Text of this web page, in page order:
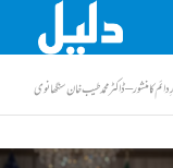
کا منشور – ڈاکٹر محمد طیب خان سنگھانوی